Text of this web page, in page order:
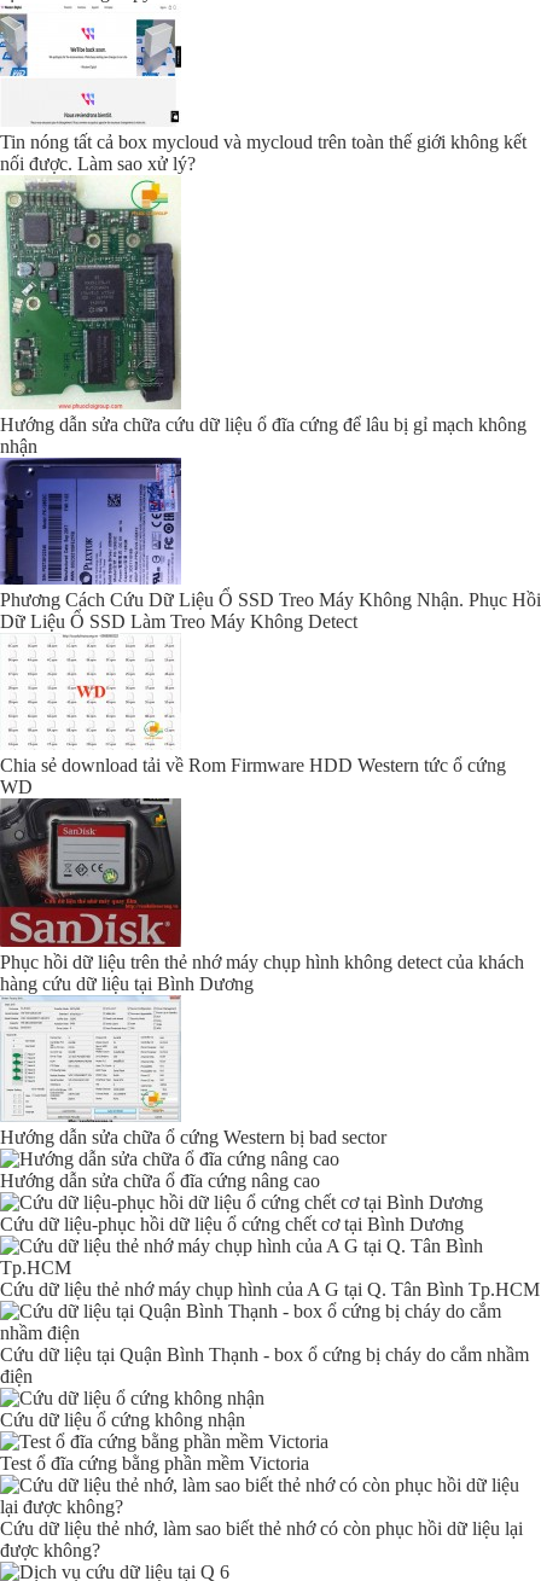
Tin nóng tất cả box mycloud và mycloud trên toàn thế giới không kết
nối được. Làm sao xử lý?
Hướng dẫn sửa chữa cứu dữ liệu ổ đĩa cứng để lâu bị gỉ mạch không
nhận
Phương Cách Cứu Dữ Liệu Ổ SSD Treo Máy Không Nhận. Phục Hồi
Dữ Liệu Ổ SSD Làm Treo Máy Không Detect
Chia sẻ download tải về Rom Firmware HDD Western tức ổ cứng
WD
Phục hồi dữ liệu trên thẻ nhớ máy chụp hình không detect của khách
hàng cứu dữ liệu tại Bình Dương
Hướng dẫn sửa chữa ổ cứng Western bị bad sector
Hướng dẫn sửa chữa ổ đĩa cứng nâng cao
Cứu dữ liệu-phục hồi dữ liệu ổ cứng chết cơ tại Bình Dương
Cứu dữ liệu thẻ nhớ máy chụp hình của A G tại Q. Tân Bình Tp.HCM
Cứu dữ liệu tại Quận Bình Thạnh - box ổ cứng bị cháy do cắm nhầm
điện
Cứu dữ liệu ổ cứng không nhận
Test ổ đĩa cứng bằng phần mềm Victoria
Cứu dữ liệu thẻ nhớ, làm sao biết thẻ nhớ có còn phục hồi dữ liệu lại
được không?